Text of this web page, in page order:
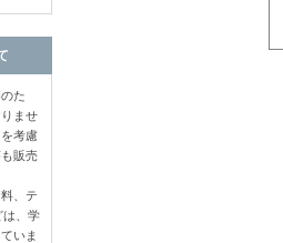
た
ませ
考慮
販売
、テ
は、学
いま